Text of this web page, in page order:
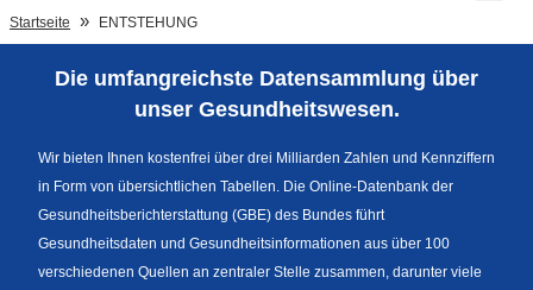
Sprachumschaltung
Fußzeile
Startseite ENTSTEHUNG
Die umfangreichste Datensammlung über
unser Gesundheitswesen.
Wir bieten Ihnen kostenfrei über drei Milliarden Zahlen und Kennziffern
in Form von übersichtlichen Tabellen. Die Online-Datenbank der
Gesundheitsberichterstattung (GBE) des Bundes führt
Gesundheitsdaten und Gesundheitsinformationen aus über 100
verschiedenen Quellen an zentraler Stelle zusammen, darunter viele